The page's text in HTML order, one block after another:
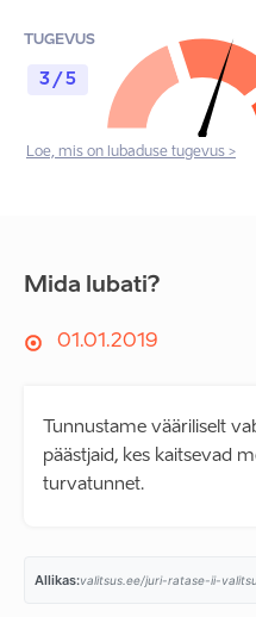
TUGEVUS
3 / 5
Loe, mis on lubaduse tugevus >
Mida lubati?
01.01.2019
Tunnustame vääriliselt
päästjaid, kes kaitsevad
turvatunnet.
Allikas: